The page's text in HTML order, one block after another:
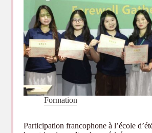
Formation
Participation francophone à l’école